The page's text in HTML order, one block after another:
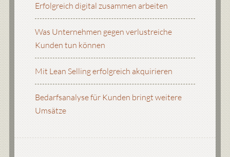
Erfolgreich digital zusammen arbeiten
Was Unternehmen gegen verlustreiche
Kunden tun können
Mit Lean Selling erfolgreich akquirieren
Bedarfsanalyse für Kunden bringt weitere
Umsätze